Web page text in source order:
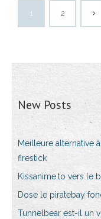
1 2
New Posts
Meilleure alternative
firestick
Kissanime.to vers le
Dose le piratebay
Tunnelbear est-il un